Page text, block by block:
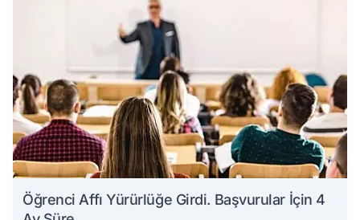
Öğrenci Affı Yürürlüğe Girdi. Başvurular İçin 4